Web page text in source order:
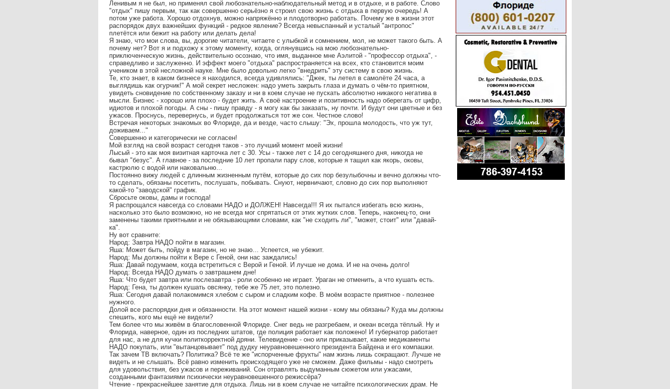
Ленивым я не был, но применял свой любознательно-наблюдательный метод и в отдыхе, и в работе. Слово
"отдых" пишу первым, так как совершенно серьёзно я строил свою жизнь с отдыха в первую очередь! А
потом уже работа. Хорошо отдохнув, можно напряжённо и плодотворно работать. Почему же в жизни этот
распорядок двух важнейших функций - редкое явление? Всегда невыспанный и усталый "антропос"
плетётся или бежит на работу или делать дела!
Я знаю, что мои слова, вы, дорогие читатели, читаете с улыбкой и сомнением, мол, не может такого быть. А
почему нет? Вот я и подхожу к этому моменту, когда, оглянувшись на мою любознательно-
приключенческую жизнь, действительно осознаю, что имя, выданное мне Аэлитой - "профессор отдыха", -
справедливо и заслуженно. И эффект моего "отдыха" распространяется на всех, кто становится моим
учеником в этой несложной науке. Мне было довольно легко "внедрить" эту систему в свою жизнь.
Те, кто знает, в каком бизнесе я находился, всегда удивлялись: "Джек, ты летел в самолёте 24 часа, а
выглядишь как огурчик!" А мой секрет несложен: надо уметь закрыть глаза и думать о чём-то приятном,
увидеть сновидение по собственному заказу и ни в коем случае не пускать абсолютно никакого негатива в
мысли. Бизнес - хорошо или плохо - будет жить. А своё настроение и позитивность надо оберегать от цифр,
идиотов и плохой погоды. А сны - пишу правду - я могу как бы заказать, ну почти. И будут они цветные и без
ужасов. Проснусь, перевернусь, и будет продолжаться тот же сон. Честное слово!
Встречая некоторых знакомых во Флориде, да и везде, часто слышу: "Эх, прошла молодость, что уж тут,
доживаем..."
Совершенно и категорически не согласен!
Мой взгляд на свой возраст сегодня таков - это лучший момент моей жизни!
Лысый - это как моя визитная карточка лет с 30. Усы - также лет с 14 до сегодняшнего дня, никогда не
бывал "безус". А главное - за последние 10 лет пропали пару слов, которые я тащил как якорь, оковы,
кастрюлю с водой или наковальню...
Постоянно вижу людей с длинным жизненным путём, которые до сих пор безулыбочны и вечно должны что-
то сделать, обязаны посетить, послушать, побывать. Снуют, нервничают, словно до сих пор выполняют
какой-то "заводской" график.
Сбросьте оковы, дамы и господа!
Я распрощался навсегда со словами НАДО и ДОЛЖЕН! Навсегда!!! Я их пытался избегать всю жизнь,
насколько это было возможно, но не всегда мог спрятаться от этих жутких слов. Теперь, наконец-то, они
заменены такими приятными и не обязывающими словами, как "не сходить ли", "может, стоит" или "давай-
ка".
Ну вот сравните:
Народ: Завтра НАДО пойти в магазин.
Яша: Может быть, пойду в магазин, но не знаю... Успеется, не убежит.
Народ: Мы должны пойти к Вере с Геной, они нас заждались!
Яша: Давай подумаем, когда встретиться с Верой и Геной. И лучше не дома. И не на очень долго!
Народ: Всегда НАДО думать о завтрашнем дне!
Яша: Что будет завтра или послезавтра - роли особенно не играет. Ураган не отменить, а что кушать есть.
Народ: Гена, ты должен кушать овсянку, тебе же 75 лет, это полезно.
Яша: Сегодня давай полакомимся хлебом с сыром и сладким кофе. В моём возрасте приятное - полезнее
нужного.
Долой все распорядки дня и обязанности. На этот момент нашей жизни - кому мы обязаны? Куда мы должны
спешить, кого мы ещё не видели?
Тем более что мы живём в благословенной Флориде. Снег ведь не разгребаем, и океан всегда тёплый. Ну и
Флорида, наверное, один из последних штатов, где полиция работает как положено! И губернатор работает
для нас, а не для кучки политкорректной дряни. Телевидение - оно или приказывает, какие медикаменты
НАДО покупать, или "вытанцовывает" под дудку неуравновешенного президента Байдена и его компашки.
Так зачем ТВ включать? Политика? Всё те же "испорченные фрукты" нам жизнь лишь сокращают. Лучше не
видеть и не слышать. Всё равно изменить происходящего уже не сможем. Даже фильмы - надо смотреть
для удовольствия, без ужасов и переживаний. Сон отравлять выдуманным сюжетом или ужасами,
созданными фантазиями психически неуравновешенного режиссёра?
Чтение - прекраснейшее занятие для отдыха. Лишь ни в коем случае не читайте психологических драм. Не